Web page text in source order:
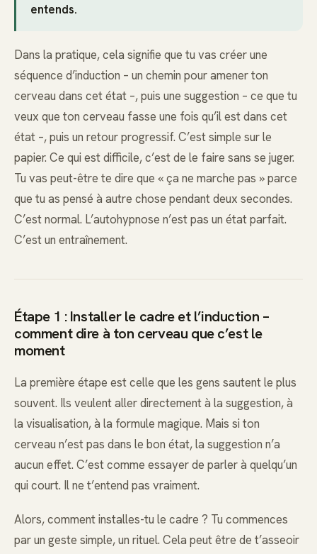
entends.
Dans la pratique, cela signifie que tu vas créer une
séquence d’induction – un chemin pour amener ton
cerveau dans cet état –, puis une suggestion – ce que tu
veux que ton cerveau fasse une fois qu’il est dans cet
état –, puis un retour progressif. C’est simple sur le
papier. Ce qui est difficile, c’est de le faire sans se juger.
Tu vas peut-être te dire que « ça ne marche pas » parce
que tu as pensé à autre chose pendant deux secondes.
C’est normal. L’autohypnose n’est pas un état parfait.
C’est un entraînement.
Étape 1 : Installer le cadre et l’induction –
comment dire à ton cerveau que c’est le
moment
La première étape est celle que les gens sautent le plus
souvent. Ils veulent aller directement à la suggestion, à
la visualisation, à la formule magique. Mais si ton
cerveau n’est pas dans le bon état, la suggestion n’a
aucun effet. C’est comme essayer de parler à quelqu’un
qui court. Il ne t’entend pas vraiment.
Alors, comment installes-tu le cadre ? Tu commences
par un geste simple, un rituel. Cela peut être de t’asseoir